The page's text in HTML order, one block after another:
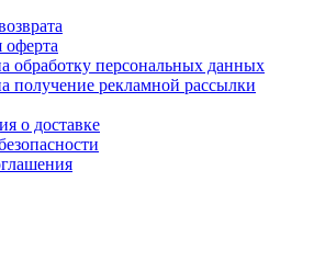
обработку персональных данных
получение рекламной рассылки
о доставке